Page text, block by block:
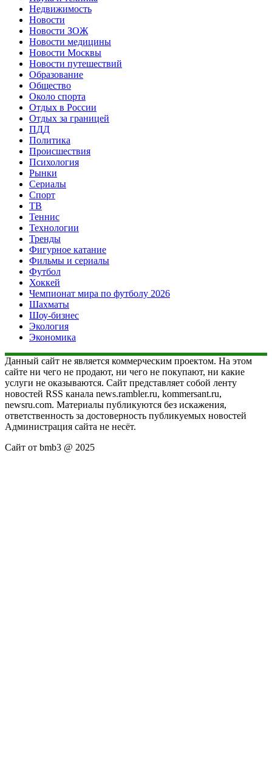
Недвижимость
Новости
Новости ЗОЖ
Новости медицины
Новости Москвы
Новости путешествий
Образование
Общество
Около спорта
Отдых в России
Отдых за границей
ПДД
Политика
Происшествия
Психология
Рынки
Сериалы
Спорт
ТВ
Теннис
Технологии
Тренды
Фигурное катание
Фильмы и сериалы
Футбол
Хоккей
Чемпионат мира по футболу 2026
Шахматы
Шоу-бизнес
Экология
Экономика
Данный сайт не является коммерческим проектом. На этом
сайте ни чего не продают, ни чего не покупают, ни какие
услуги не оказываются. Сайт представляет собой ленту
новостей RSS канала news.rambler.ru, kommersant.ru,
newsru.com. Материалы публикуются без искажения,
ответственность за достоверность публикуемых новостей
Администрация сайта не несёт.
Сайт от bmb3 @ 2025